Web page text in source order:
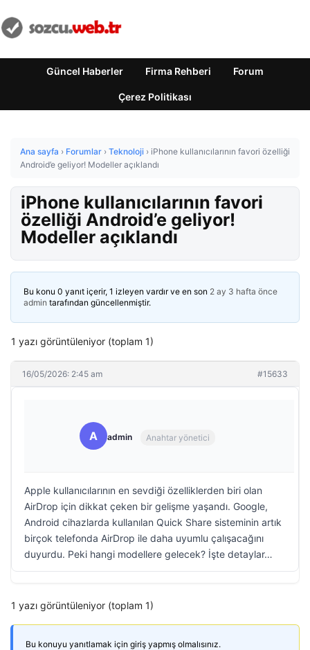
Güncel Haberler Firma Rehberi Forum
Çerez Politikası
Ana sayfa › Forumlar › Teknoloji › iPhone kullanıcılarının favori özelliği
Android’e geliyor! Modeller açıklandı
iPhone kullanıcılarının favori
özelliği Android’e geliyor!
Modeller açıklandı
Bu konu 0 yanıt içerir, 1 izleyen vardır ve en son 2 ay 3 hafta önce
admin tarafından güncellenmiştir.
1 yazı görüntüleniyor (toplam 1)
16/05/2026: 2:45 am #15633
A admin Anahtar yönetici
Apple kullanıcılarının en sevdiği özelliklerden biri olan
AirDrop için dikkat çeken bir gelişme yaşandı. Google,
Android cihazlarda kullanılan Quick Share sisteminin artık
birçok telefonda AirDrop ile daha uyumlu çalışacağını
duyurdu. Peki hangi modellere gelecek? İşte detaylar…
1 yazı görüntüleniyor (toplam 1)
Bu konuyu yanıtlamak için giriş yapmış olmalısınız.